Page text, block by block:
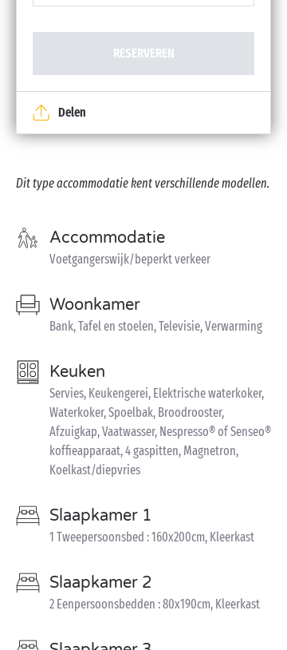
RESERVEREN
Delen
Dit type accommodatie kent verschillende modellen.
Accommodatie
Voetgangerswijk/beperkt verkeer
Woonkamer
Bank, Tafel en stoelen, Televisie, Verwarming
Keuken
Servies, Keukengerei, Elektrische waterkoker,
Waterkoker, Spoelbak, Broodrooster,
Afzuigkap, Vaatwasser, Nespresso® of Senseo®
koffieapparaat, 4 gaspitten, Magnetron,
Koelkast/diepvries
Slaapkamer 1
1 Tweepersoonsbed : 160x200cm, Kleerkast
Slaapkamer 2
2 Eenpersoonsbedden : 80x190cm, Kleerkast